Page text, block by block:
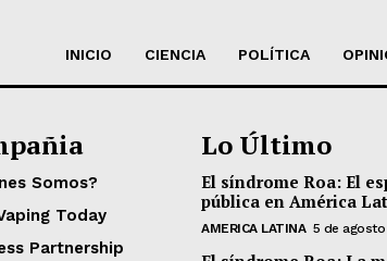
INICIO CIENCIA POLÍTICA
Somos?
Today
Partnership
Lo Último
El síndrome Roa: El
pública en América
AMERICA LATINA 5 de